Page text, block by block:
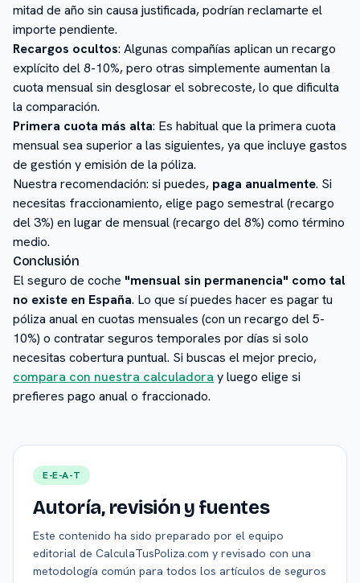
mitad de año sin causa justificada, podrían reclamarte el
importe pendiente.
Recargos ocultos: Algunas compañías aplican un recargo
explícito del 8-10%, pero otras simplemente aumentan la
cuota mensual sin desglosar el sobrecoste, lo que dificulta
la comparación.
Primera cuota más alta: Es habitual que la primera cuota
mensual sea superior a las siguientes, ya que incluye gastos
de gestión y emisión de la póliza.
Nuestra recomendación: si puedes, paga anualmente. Si
necesitas fraccionamiento, elige pago semestral (recargo
del 3%) en lugar de mensual (recargo del 8%) como término
medio.
Conclusión
El seguro de coche "mensual sin permanencia" como tal
no existe en España. Lo que sí puedes hacer es pagar tu
póliza anual en cuotas mensuales (con un recargo del 5-
10%) o contratar seguros temporales por días si solo
necesitas cobertura puntual. Si buscas el mejor precio,
compara con nuestra calculadora y luego elige si
prefieres pago anual o fraccionado.
E-E-A-T
Autoría, revisión y fuentes
Este contenido ha sido preparado por el equipo
editorial de CalculaTusPoliza.com y revisado con una
metodología común para todos los artículos de seguros